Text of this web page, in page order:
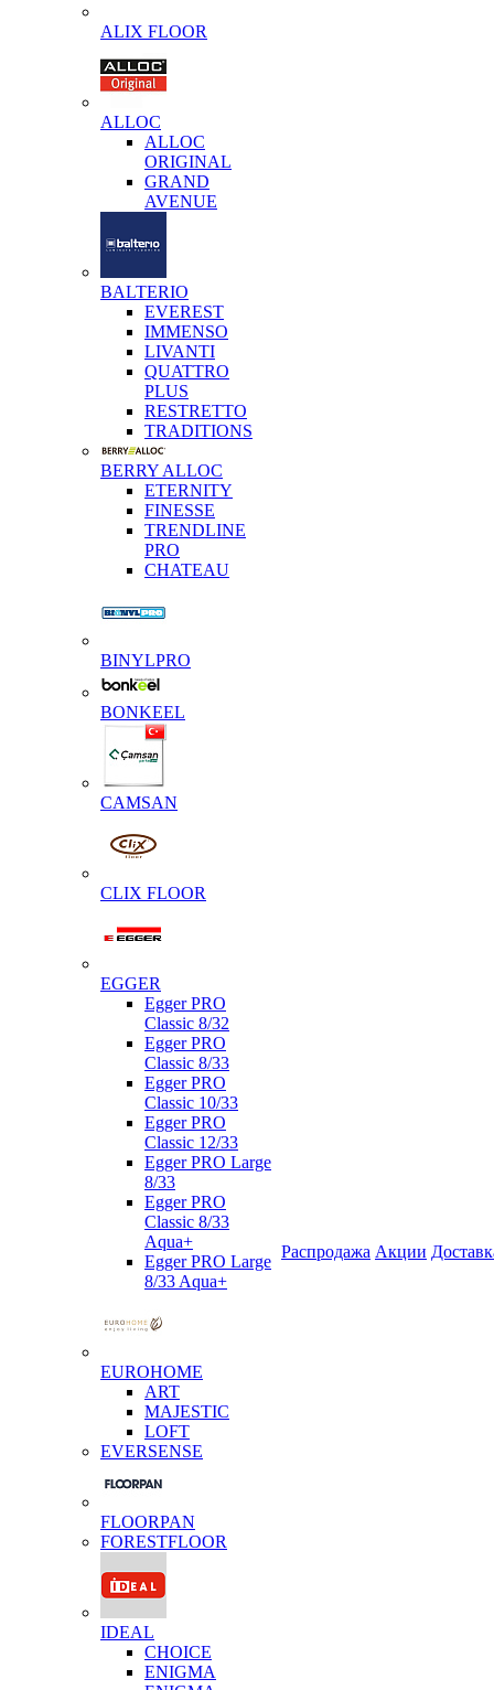
ALIX FLOOR
ALLOC
ALLOC
ORIGINAL
GRAND
AVENUE
BALTERIO
EVEREST
IMMENSO
LIVANTI
QUATTRO
PLUS
RESTRETTO
TRADITIONS
BERRY ALLOC
ETERNITY
FINESSE
TRENDLINE
PRO
CHATEAU
BINYLPRO
BONKEEL
CAMSAN
CLIX FLOOR
EGGER
Egger PRO
Classic 8/32
Egger PRO
Classic 8/33
Egger PRO
Classic 10/33
Egger PRO
Classic 12/33
Egger PRO Large
8/33
Egger PRO
Classic 8/33
Aqua+
Egger PRO Large
8/33 Aqua+
EUROHOME
ART
MAJESTIC
LOFT
EVERSENSE
FLOORPAN
FORESTFLOOR
IDEAL
CHOICE
ENIGMA
Распродажа Акции